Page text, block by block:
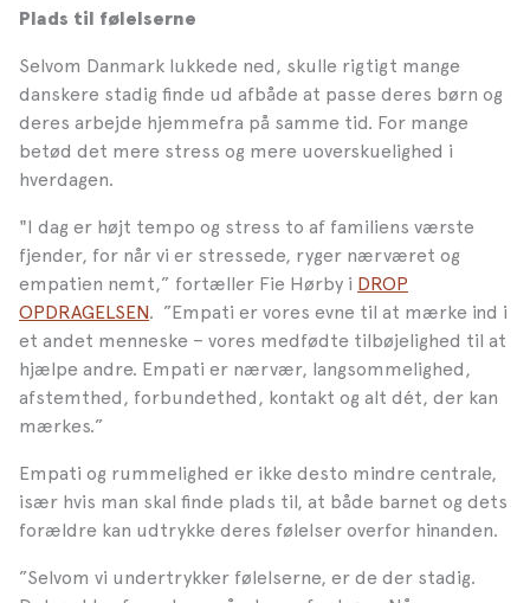
Plads til følelserne
Selvom Danmark lukkede ned, skulle rigtigt mange
danskere stadig finde ud afbåde at passe deres børn og
deres arbejde hjemmefra på samme tid. For mange
betød det mere stress og mere uoverskuelighed i
hverdagen.
"I dag er højt tempo og stress to af familiens værste
fjender, for når vi er stressede, ryger nærværet og
empatien nemt,” fortæller Fie Hørby i DROP
OPDRAGELSEN. ”Empati er vores evne til at mærke ind i
et andet menneske – vores medfødte tilbøjelighed til at
hjælpe andre. Empati er nærvær, langsommelighed,
afstemthed, forbundethed, kontakt og alt dét, der kan
mærkes.”
Empati og rummelighed er ikke desto mindre centrale,
især hvis man skal finde plads til, at både barnet og dets
forældre kan udtrykke deres følelser overfor hinanden.
”Selvom vi undertrykker følelserne, er de der stadig.